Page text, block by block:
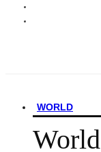
WORLD
World